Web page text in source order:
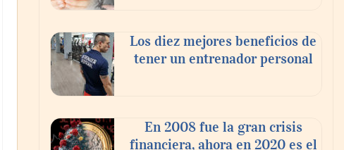
Los diez mejores beneficios de
tener un entrenador personal
En 2008 fue la gran crisis
financiera, ahora en 2020 es el